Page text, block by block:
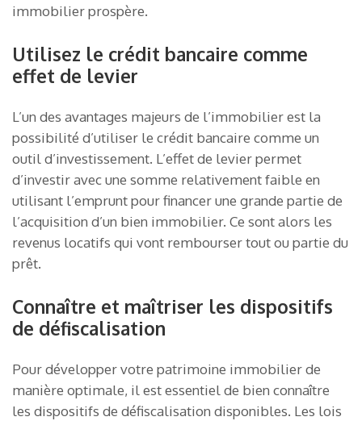
immobilier prospère.
Utilisez le crédit bancaire comme
effet de levier
L’un des avantages majeurs de l’immobilier est la
possibilité d’utiliser le crédit bancaire comme un
outil d’investissement. L’effet de levier permet
d’investir avec une somme relativement faible en
utilisant l’emprunt pour financer une grande partie de
l’acquisition d’un bien immobilier. Ce sont alors les
revenus locatifs qui vont rembourser tout ou partie du
prêt.
Connaître et maîtriser les dispositifs
de défiscalisation
Pour développer votre patrimoine immobilier de
manière optimale, il est essentiel de bien connaître
les dispositifs de défiscalisation disponibles. Les lois